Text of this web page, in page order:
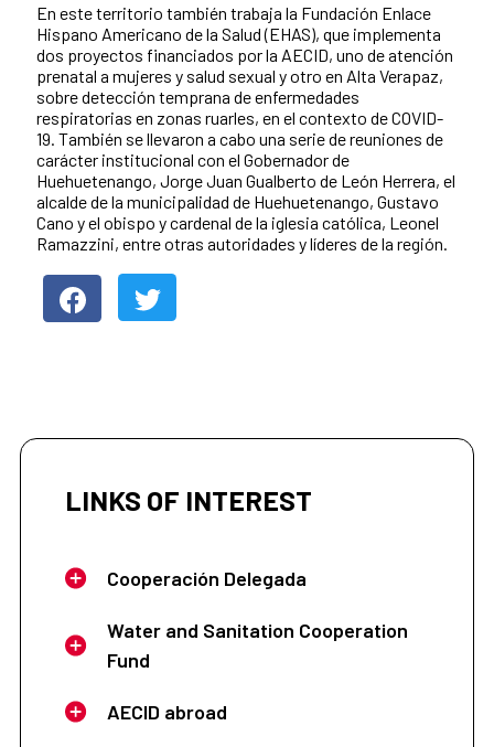
En este territorio también trabaja la Fundación Enlace
Hispano Americano de la Salud (EHAS), que implementa
dos proyectos financiados por la AECID, uno de atención
prenatal a mujeres y salud sexual y otro en Alta Verapaz,
sobre detección temprana de enfermedades
respiratorias en zonas ruarles, en el contexto de COVID-
19. También se llevaron a cabo una serie de reuniones de
carácter institucional con el Gobernador de
Huehuetenango, Jorge Juan Gualberto de León Herrera, el
alcalde de la municipalidad de Huehuetenango, Gustavo
Cano y el obispo y cardenal de la iglesia católica, Leonel
Ramazzini, entre otras autoridades y líderes de la región.
LINKS OF INTEREST
Cooperación Delegada
Water and Sanitation Cooperation
Fund
AECID abroad